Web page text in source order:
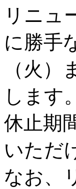
リニュ
に勝手
（火
します。
休止期
いただ
なお、